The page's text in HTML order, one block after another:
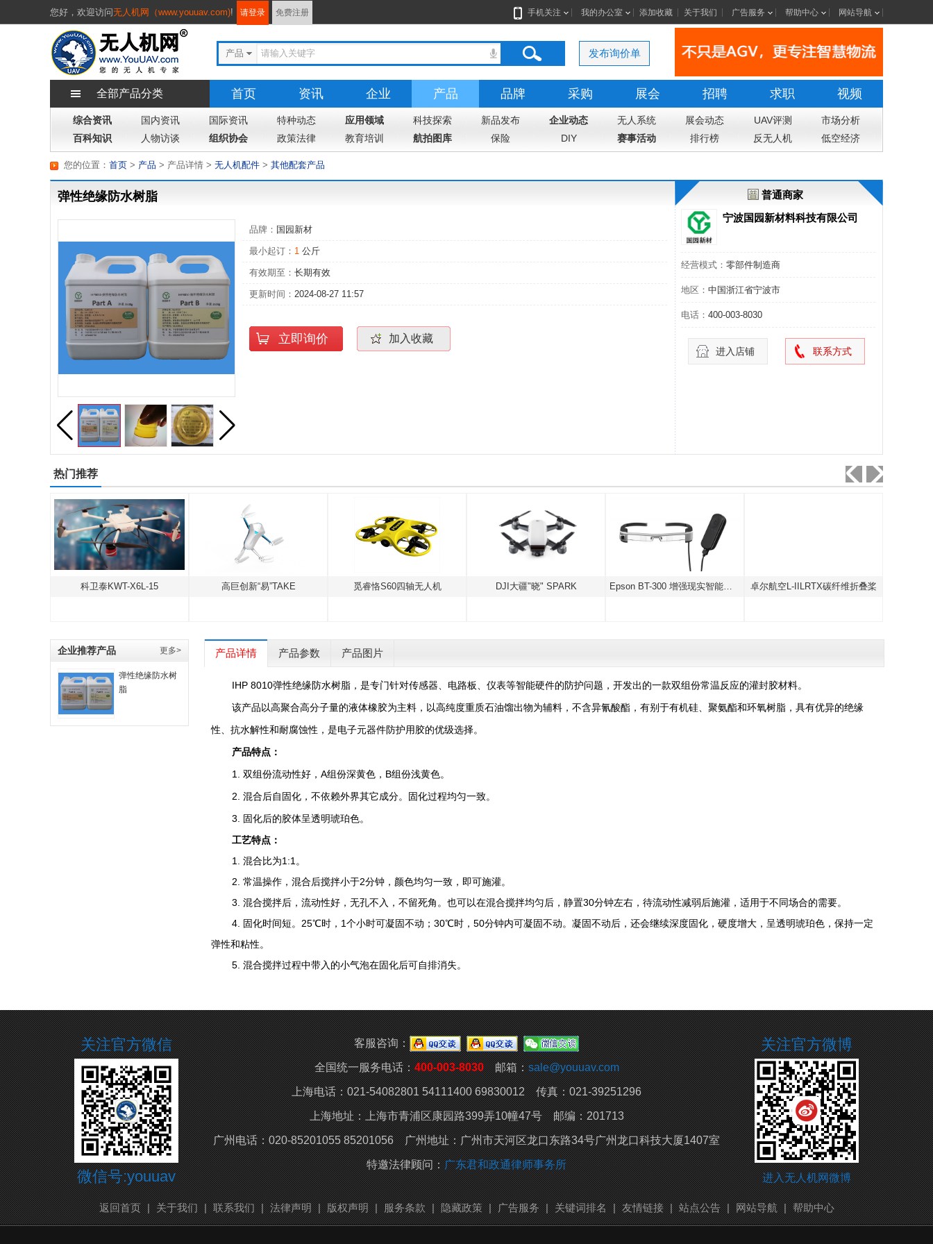
您好， 欢迎访问无人机网（www.youuav.com)! 请登录 免费注册 手机关注 我的办公室 添加收藏 关于我们 广告服务 帮助中心 网站导航
产品 发布询价单
全部产品分类 首页 资讯 企业 产品 品牌 采购 展会 招聘 求职
视频
专题
杂志 地图
综合资讯 国内资讯 国际资讯 特种动态 应用领域 科技探索 新品发布 企业动态 无人系统 展会动态 UAV评测
市场分析
百科知识
人物访谈 组织协会 政策法律 教育培训 航拍图库 保险 DIY 赛事活动 排行榜 反无人机 低空经济
您的位置： 首页 > 产品 > 无人机配件 > 其他配套产品
> 产品详情
弹性绝缘防水树脂
品牌： 国园新材
最小起订： 1 公斤
有效期至： 长期有效
更新时间： 2024-08-27 11:57
立即询价 加入收藏
普通商家
宁波国园新材料科技有限公司
经营模式： 零部件制造商
地区： 中国浙江省宁波市
电话： 400-003-8030
进入店铺 联系方式
热门推荐
科卫泰KWT-X6L-15 高巨创新“易”TAKE 觅睿恪S60四轴无人机 DJI大疆"晓" SPARK Epson BT-300 增强现实智能眼镜 卓尔航空L-IILRTX碳纤维折叠桨
企业推荐产品 更多>
弹性绝缘防水树
脂
产品详情 产品参数 产品图片
IHP 8010弹性绝缘防水树脂，是专门针对传感器、电路板、仪表等智能硬件的防护问题，开发出的一款双组份常温反应的灌封胶材料。
该产品以高聚合高分子量的液体橡胶为主料，以高纯度重质石油馏出物为辅料，不含异氰酸酯，有别于有机硅、聚氨酯和环氧树脂，具有优异的绝缘
性、抗水解性和耐腐蚀性，是电子元器件防护用胶的优级选择。
产品特点：
1. 双组份流动性好，A组份深黄色，B组份浅黄色。
2. 混合后自固化，不依赖外界其它成分。固化过程均匀一致。
3. 固化后的胶体呈透明琥珀色。
工艺特点：
1. 混合比为1:1。
2. 常温操作，混合后搅拌小于2分钟，颜色均匀一致，即可施灌。
3. 混合搅拌后，流动性好，无孔不入，不留死角。也可以在混合搅拌均匀后，静置30分钟左右，待流动性减弱后施灌，适用于不同场合的需要。
4. 固化时间短。25℃时，1个小时可凝固不动；30℃时，50分钟内可凝固不动。凝固不动后，还会继续深度固化，硬度增大，呈透明琥珀色，保持一定
弹性和粘性。
5. 混合搅拌过程中带入的小气泡在固化后可自排消失。
客服咨询：
全国统一服务电话：400-003-8030邮箱：sale@youuav.com
上海电话：021-54082801 54111400 69830012 传真：021-39251296
上海地址：上海市青浦区康园路399弄10幢47号 邮编：201713
广州电话：020-85201055 85201056 广州地址：广州市天河区龙口东路34号广州龙口科技大厦1407室
特邀法律顾问：广东君和政通律师事务所
关注官方微信
微信号:youuav
关注官方微博
进入无人机网微博
返回首页 | 关于我们 | 联系我们 | 法律声明 | 版权声明 | 服务条款 | 隐藏政策 | 广告服务 | 关键词排名 | 友情链接 | 站点公告 | 网站导航 | 帮助中心